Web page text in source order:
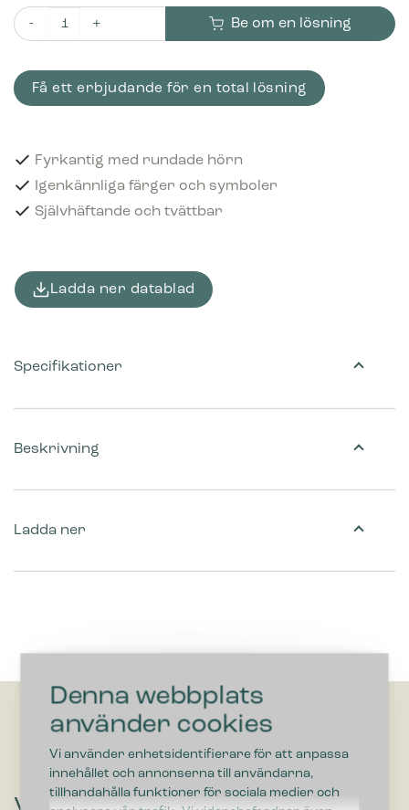
Denna webbplats
använder cookies
Vi använder enhetsidentifierare för att anpassa
innehållet och annonserna till användarna,
tillhandahålla funktioner för sociala medier och
Piktogram Papper 12x12 cm Självhäftande Blå mängd
Be om en lösning
Få ett erbjudande för en total lösning
Fyrkantig med rundade hörn
Igenkännliga färger och symboler
Självhäftande och tvättbar
Ladda ner datablad
Beskrivning
Ladda ner
Specifikationer